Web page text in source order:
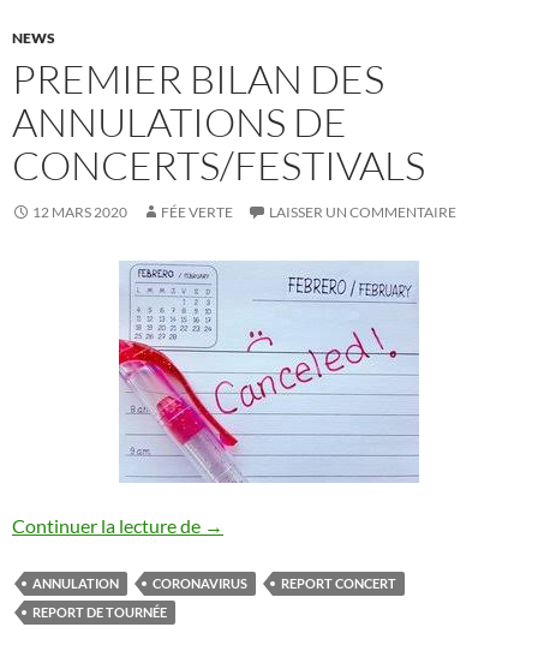
NEWS
PREMIER BILAN DES
ANNULATIONS DE
CONCERTS/FESTIVALS
12 MARS 2020 FÉE VERTE LAISSER UN COMMENTAIRE
Continuer la lecture de Premier bilan des annulations de
→
ANNULATION CORONAVIRUS
REPORT CONCERT
REPORT DE TOURNÉE